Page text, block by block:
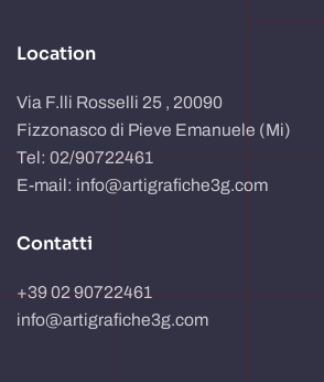
Location
Via F.lli Rosselli 25 , 20090
Fizzonasco di Pieve Emanuele (Mi)
Tel: 02/90722461
E-mail: info@artigrafiche3g.com
Contatti
+39 02 90722461
info@artigrafiche3g.com